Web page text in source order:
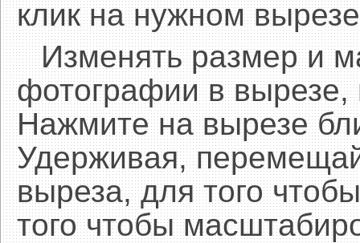
клик на нужном
Изменять размер и
фотографии в
Нажмите на вырезе
Удерживая,
выреза, для того
того чтобы